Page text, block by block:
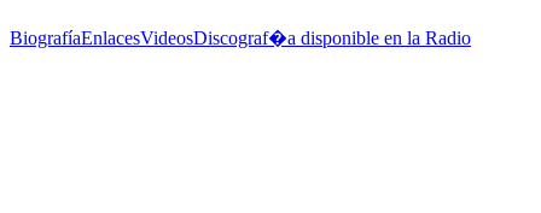
BiografíaEnlacesVideosDiscograf�a disponible en la Radio